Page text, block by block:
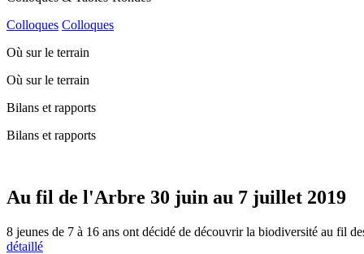
Colloques Colloques
Où sur le terrain
Où sur le terrain
Bilans et rapports
Bilans et rapports
Au fil de l'Arbre 30 juin au 7 juillet 2019
8 jeunes de 7 à 16 ans ont décidé de découvrir la biodiversité au fil
détaillé